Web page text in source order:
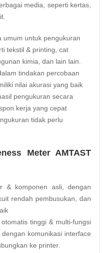
media, seperti kertas,
umum untuk pengukuran
tekstil & printing, cat
kimia, dan lain lain.
tindakan percobaan
nilai akurasi yang baik
pengukuran secara
kerja yang cepat
tidak perlu
Meter AMTAST
& komponen asli, dengan
rendah pembusukan, dan
tinggi & multi-fungsi
komunikasi interface
ke printer.